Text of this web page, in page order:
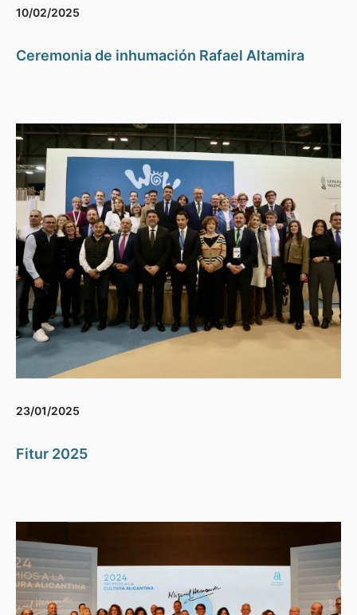
10/02/2025
Ceremonia de inhumación Rafael Altamira
23/01/2025
Fitur 2025